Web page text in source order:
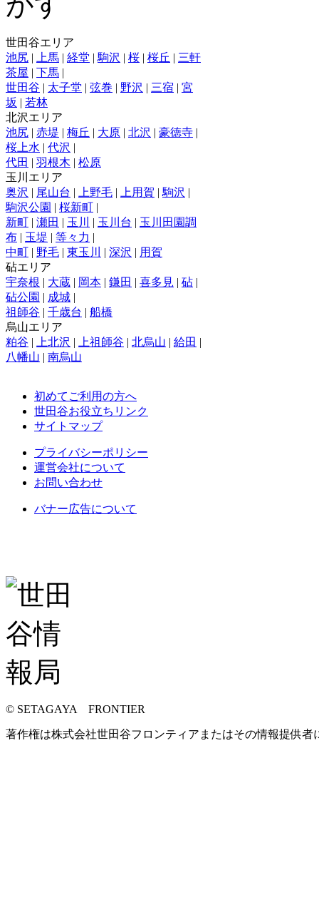
世田谷エリア
池尻 | 上馬 | 経堂 | 駒沢 | 桜 | 桜丘 | 三軒
茶屋 | 下馬 |
世田谷 | 太子堂 | 弦巻 | 野沢 | 三宿 | 宮
坂 | 若林
北沢エリア
池尻 | 赤堤 | 梅丘 | 大原 | 北沢 | 豪徳寺 |
桜上水 | 代沢 |
代田 | 羽根木 | 松原
玉川エリア
奥沢 | 尾山台 | 上野毛 | 上用賀 | 駒沢 |
駒沢公園 | 桜新町 |
新町 | 瀬田 | 玉川 | 玉川台 | 玉川田園調
布 | 玉堤 | 等々力 |
中町 | 野毛 | 東玉川 | 深沢 | 用賀
砧エリア
宇奈根 | 大蔵 | 岡本 | 鎌田 | 喜多見 | 砧 |
砧公園 | 成城 |
祖師谷 | 千歳台 | 船橋
烏山エリア
粕谷 | 上北沢 | 上祖師谷 | 北烏山 | 給田 |
八幡山 | 南烏山
初めてご利用の方へ
世田谷お役立ちリンク
サイトマップ
プライバシーポリシー
運営会社について
お問い合わせ
バナー広告について
© SETAGAYA FRONTIER
著作権は株式会社世田谷フロンティアまたはその情報提供者